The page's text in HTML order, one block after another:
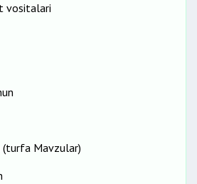
vositalari
Mavzular)